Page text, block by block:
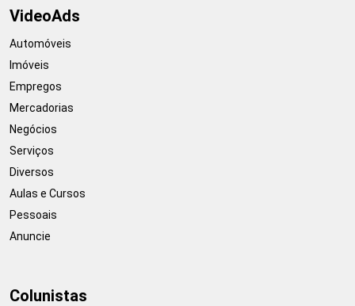
VideoAds
Automóveis
Imóveis
Empregos
Mercadorias
Negócios
Serviços
Diversos
Aulas e Cursos
Pessoais
Anuncie
Colunistas